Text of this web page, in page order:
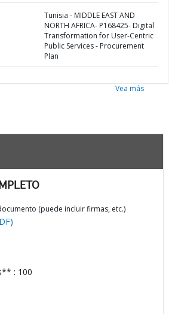
Tunisia - MIDDLE EAST AND
NORTH AFRICA- P168425- Digital
Transformation for User-Centric
Public Services - Procurement
Plan
Vea más
(puede incluir firmas, etc.)
: 100